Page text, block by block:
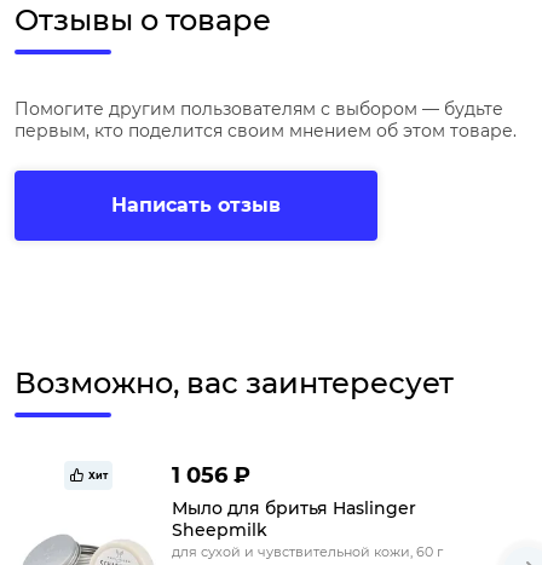
Отзывы о товаре
Помогите другим пользователям с выбором — будьте
первым, кто поделится своим мнением об этом товаре.
Написать отзыв
Возможно, вас заинтересует
Хит 1 056 ₽
Мыло для бритья Haslinger
Sheepmilk
для сухой и чувствительной кожи, 60 г